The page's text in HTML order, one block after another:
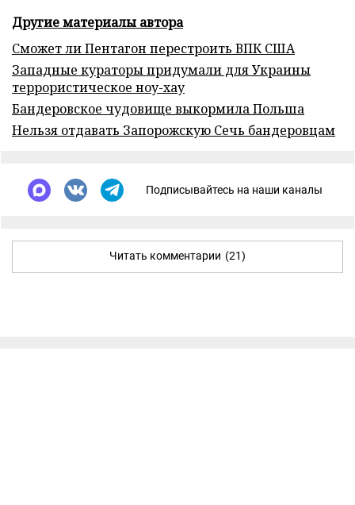
Другие материалы автора
Сможет ли Пентагон перестроить ВПК США
Западные кураторы придумали для Украины
террористическое ноу-хау
Бандеровское чудовище выкормила Польша
Нельзя отдавать Запорожскую Сечь бандеровцам
Подписывайтесь на наши каналы
Читать комментарии (21)